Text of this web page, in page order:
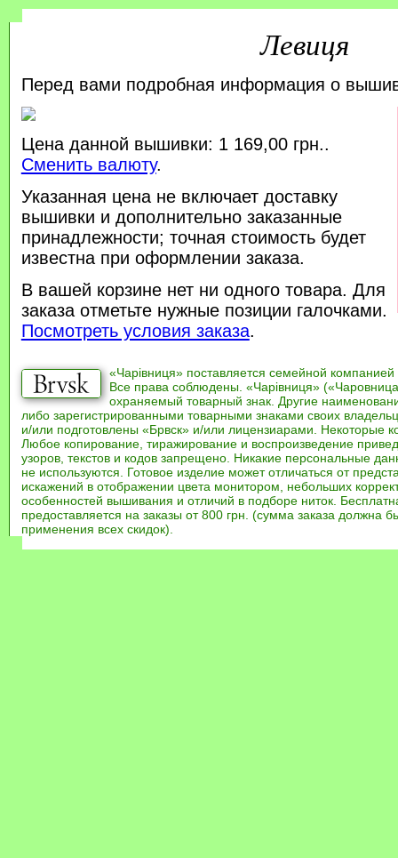
Левиця
Перед вами подробная информация о
Цена данной вышивки: 1 169,00 грн..
Сменить валюту.
Указанная цена не включает доставку
вышивки и дополнительно заказанные
принадлежности; точная стоимость будет
известна при оформлении заказа.
В вашей корзине нет ни одного товара. Для
заказа отметьте нужные позиции галочками.
Посмотреть условия заказа.
«Чарівниця» поставляется семейной компанией
Все права соблюдены. «Чарівниця»
охраняемый товарный знак. Другие
либо зарегистрированными товарными знаками своих
и/или подготовлены «Брвск» и/или лицензиарами. Некоторые
Любое копирование, тиражирование и воспроизведение
узоров, текстов и кодов запрещено. Никакие персональные
не используются. Готовое изделие может отличаться от
искажений в отображении цвета монитором, небольших
особенностей вышивания и отличий в подборе ниток.
предоставляется на заказы от 800 грн. (сумма заказа должна
применения всех скидок).